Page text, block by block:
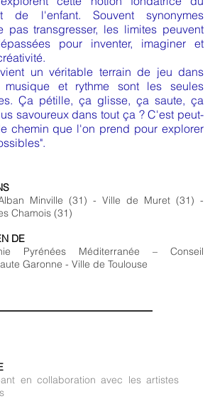
de l'enfant. Souvent synonymes
pas transgresser, les limites peuvent
pour inventer, imaginer et
un véritable terrain de jeu dans
musique et rythme sont les seules
Ça pétille, ça glisse, ça saute, ça
savoureux dans tout ça ? C'est peut-
chemin que l'on prend pour explorer
Minville (31) - Ville de Muret (31) -
Chamois (31)
DE
Pyrénées Méditerranée – Conseil
Garonne - Ville de Toulouse
en collaboration avec les artistes